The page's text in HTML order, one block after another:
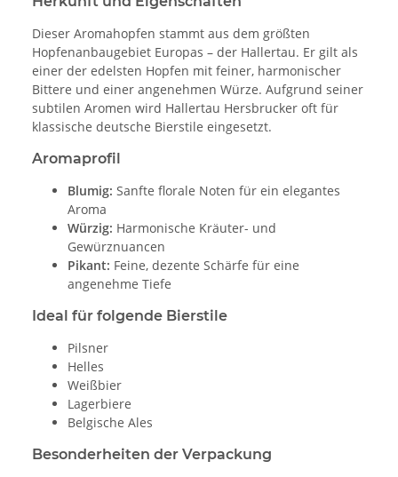
Dieser Aromahopfen stammt aus dem größten
Hopfenanbaugebiet Europas – der Hallertau. Er gilt als
einer der edelsten Hopfen mit feiner, harmonischer
Bittere und einer angenehmen Würze. Aufgrund seiner
subtilen Aromen wird Hallertau Hersbrucker oft für
klassische deutsche Bierstile eingesetzt.
Aromaprofil
Blumig: Sanfte florale Noten für ein elegantes
Aroma
Würzig: Harmonische Kräuter- und
Gewürznuancen
Pikant: Feine, dezente Schärfe für eine
angenehme Tiefe
Ideal für folgende Bierstile
Pilsner
Helles
Weißbier
Lagerbiere
Belgische Ales
Besonderheiten der Verpackung